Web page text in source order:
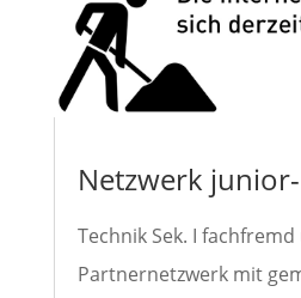
Netzwerk
Technik Sek. I
Partnernetzwerk mit